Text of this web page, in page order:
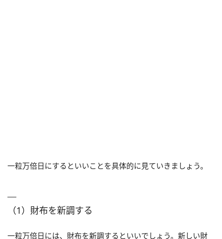
一粒万倍日にするといいことを具体的に見ていきましょう。
（1）財布を新調する
一粒万倍日には、財布を新調するといいでしょう。新しい財